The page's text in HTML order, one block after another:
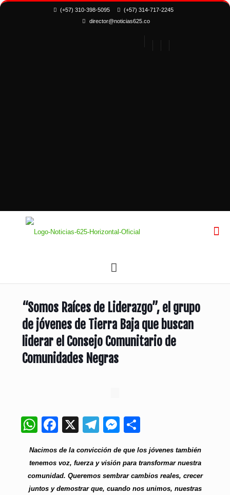
(+57) 310-398-5095
(+57) 314-717-2245
director@noticias625.co
“Somos Raíces de Liderazgo”, el grupo
de jóvenes de Tierra Baja que buscan
liderar el Consejo Comunitario de
Comunidades Negras
WhatsApp
Facebook
X Telegram
Messenger
Compartir
Nacimos de la convicción de que los jóvenes también
tenemos voz, fuerza y visión para transformar nuestra
comunidad. Queremos sembrar cambios reales, crecer
juntos y demostrar que, cuando nos unimos, nuestras